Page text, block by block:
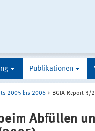
Publikationen
2005 bis 2006 BGIA-Report 3/
Abfüllen